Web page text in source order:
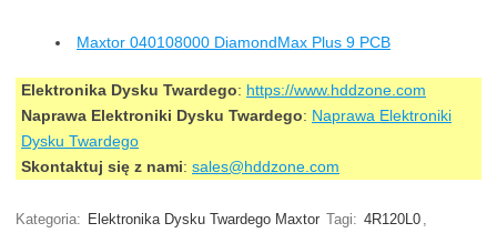
Maxtor 040108000 DiamondMax Plus 9 PCB
Elektronika Dysku Twardego: https://www.hddzone.com
Naprawa Elektroniki Dysku Twardego: Naprawa Elektroniki
Dysku Twardego
Skontaktuj się z nami: sales@hddzone.com
Kategoria: Elektronika Dysku Twardego Maxtor Tagi: 4R120L0 ,